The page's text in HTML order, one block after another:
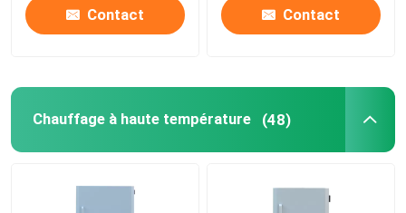
Contact Contact
Chauffage à haute température (48)